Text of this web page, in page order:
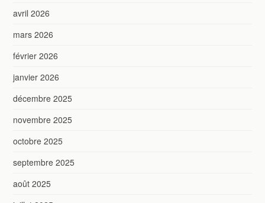
avril 2026
mars 2026
février 2026
janvier 2026
décembre 2025
novembre 2025
octobre 2025
septembre 2025
août 2025